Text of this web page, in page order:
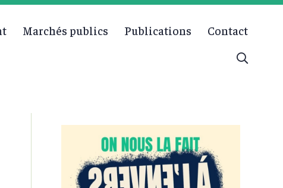
Marchés publics Publications Contact